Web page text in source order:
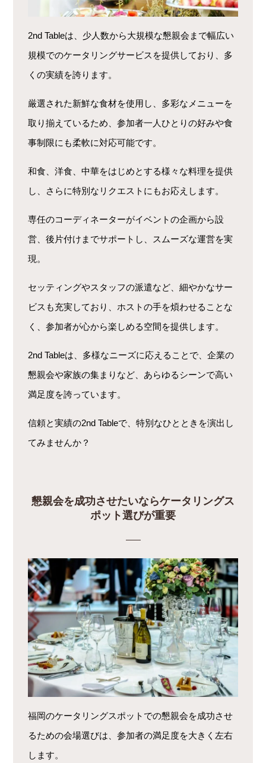
2nd Tableは、少人数から大規模な懇親会まで幅広い
規模でのケータリングサービスを提供しており、多
くの実績を誇ります。
厳選された新鮮な食材を使用し、多彩なメニューを
取り揃えているため、参加者一人ひとりの好みや食
事制限にも柔軟に対応可能です。
和食、洋食、中華をはじめとする様々な料理を提供
し、さらに特別なリクエストにもお応えします。
専任のコーディネーターがイベントの企画から設
営、後片付けまでサポートし、スムーズな運営を実
現。
セッティングやスタッフの派遣など、細やかなサー
ビスも充実しており、ホストの手を煩わせることな
く、参加者が心から楽しめる空間を提供します。
2nd Tableは、多様なニーズに応えることで、企業の
懇親会や家族の集まりなど、あらゆるシーンで高い
満足度を誇っています。
信頼と実績の2nd Tableで、特別なひとときを演出し
てみませんか？
懇親会を成功させたいならケータリングス
ポット選びが重要
福岡のケータリングスポットでの懇親会を成功させ
るための会場選びは、参加者の満足度を大きく左右
します。